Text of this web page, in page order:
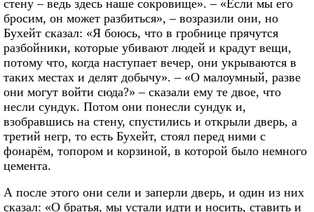
стену – ведь здесь наше сокровище». – «Если мы его
бросим, он может разбиться», – возразили они, но
Бухейт сказал: «Я боюсь, что в гробнице прячутся
разбойники, которые убивают людей и крадут вещи,
потому что, когда наступает вечер, они укрываются в
таких местах и делят добычу». – «О малоумный, разве
они могут войти сюда?» – сказали ему те двое, что
несли сундук. Потом они понесли сундук и,
взобравшись на стену, спустились и открыли дверь, а
третий негр, то есть Бухейт, стоял перед ними с
фонарём, топором и корзиной, в которой было немного
цемента.
А после этого они сели и заперли дверь, и один из них
сказал: «О братья, мы устали идти и носить, ставить и